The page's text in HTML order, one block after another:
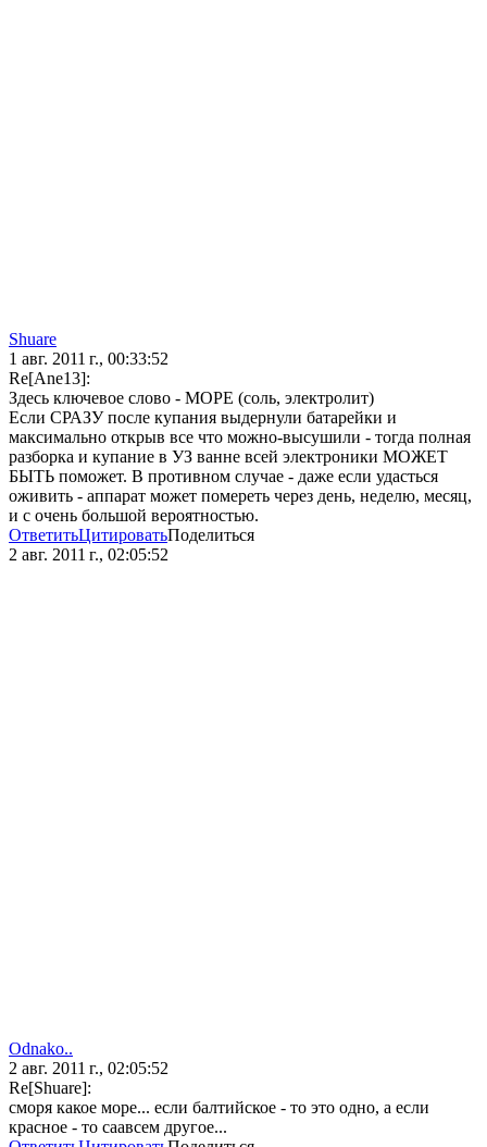
Shuare
1 авг. 2011 г., 00:33:52
Re[Ane13]:
Здесь ключевое слово - МОРЕ (соль, электролит)
Если СРАЗУ после купания выдернули батарейки и
максимально открыв все что можно-высушили - тогда полная
разборка и купание в УЗ ванне всей электроники МОЖЕТ
БЫТЬ поможет. В противном случае - даже если удасться
оживить - аппарат может помереть через день, неделю, месяц,
и с очень большой вероятностью.
ОтветитьЦитироватьПоделиться
2 авг. 2011 г., 02:05:52
Odnako..
2 авг. 2011 г., 02:05:52
Re[Shuare]:
сморя какое море... если балтийское - то это одно, а если
красное - то саавсем другое...